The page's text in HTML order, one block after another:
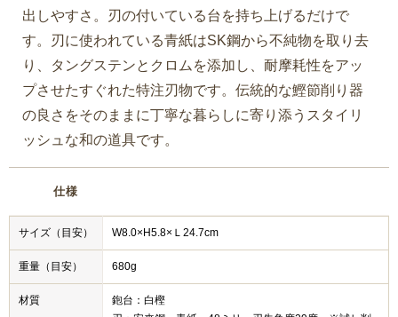
出しやすさ。刃の付いている台を持ち上げるだけで
す。刃に使われている青紙はSK鋼から不純物を取り去
り、タングステンとクロムを添加し、耐摩耗性をアッ
プさせたすぐれた特注刃物です。伝統的な鰹節削り器
の良さをそのままに丁寧な暮らしに寄り添うスタイリ
ッシュな和の道具です。
仕様
サイズ（目安） W8.0×H5.8×Ｌ24.7cm
重量（目安） 680g
材質
鉋台：白樫